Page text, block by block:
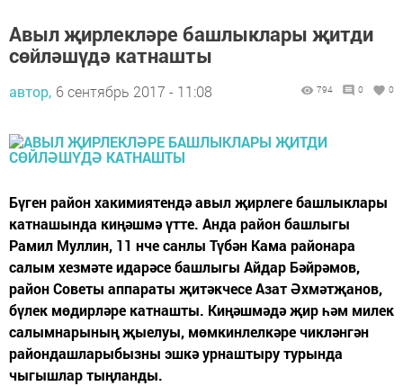
Авыл җирлекләре башлыклары җитди
сөйләшүдә катнашты
автор, 6 сентябрь 2017 - 11:08 794 0 0
Бүген район хакимиятендә авыл җирлеге башлыклары
катнашында киңәшмә үтте. Анда район башлыгы
Рамил Муллин, 11 нче санлы Түбән Кама районара
салым хезмәте идарәсе башлыгы Айдар Бәйрәмов,
район Советы аппараты җитәкчесе Азат Әхмәтҗанов,
бүлек мөдирләре катнашты. Киңәшмәдә җир һәм милек
салымнарының җыелуы, мөмкинлелкәре чикләнгән
райондашларыбызны эшкә урнаштыру турында
чыгышлар тыңланды.